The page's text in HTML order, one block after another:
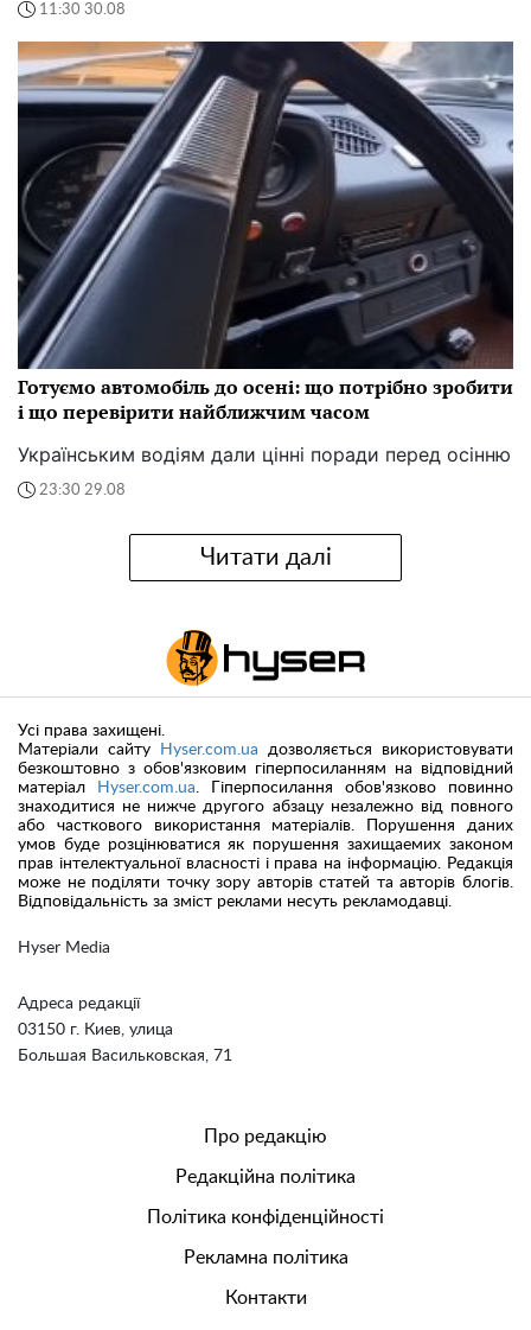
11:30 30.08
Готуємо автомобіль до осені: що потрібно зробити
і що перевірити найближчим часом
Українським водіям дали цінні поради перед осінню
23:30 29.08
Читати далі
Hyser Media
Адреса редакції
03150 г. Киев, улица
Большая Васильковская, 71
Усі права захищені.
Матеріали сайту
Hyser.com.ua дозволяється використовувати
безкоштовно з обов'язковим гіперпосиланням на відповідний
матеріал
Hyser.com.ua. Гіперпосилання обов'язково повинно
знаходитися не нижче другого абзацу незалежно від повного
або часткового використання матеріалів. Порушення даних
умов буде розцінюватися як порушення захищаемих законом
прав інтелектуальної власності і права на інформацію. Редакція
може не поділяти точку зору авторів статей та авторів блогів.
Відповідальність за зміст реклами несуть рекламодавці.
Про редакцію
Редакційна політика
Політика конфіденційності
Рекламна політика
Контакти